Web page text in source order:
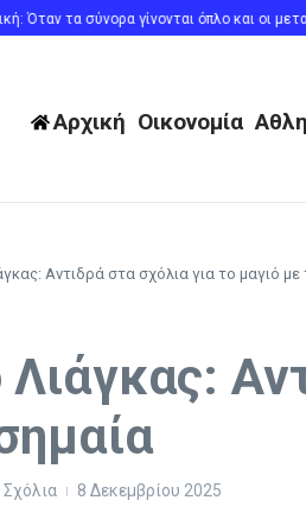
τα σύνορα γίνονται όπλο και οι
Αρχική Οικονομία
Αντιδρά στα σχόλια για το μαγιό με
8 Δεκεμβρίου 2025